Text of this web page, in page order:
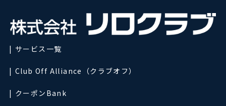
サービス一覧
Club Off Alliance（クラブオフ）
クーポンBank